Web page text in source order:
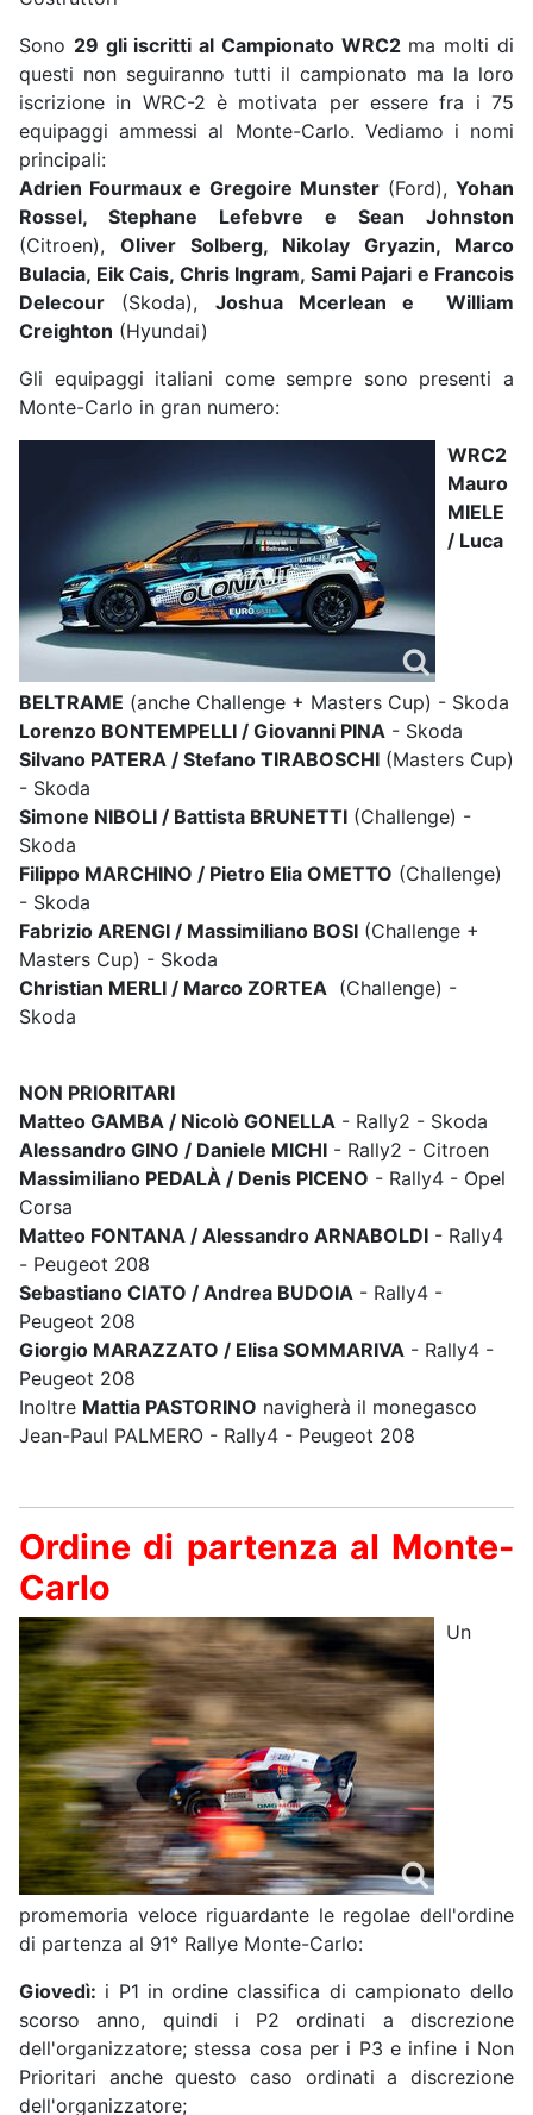
Sono 29 gli iscritti al Campionato WRC2ma molti di
questi non seguiranno tutti il campionato ma la loro
iscrizione in WRC-2 è motivata per essere fra i 75
equipaggi ammessi al Monte-Carlo. Vediamo i nomi
principali:
Adrien Fourmaux e Gregoire Munster(Ford),Yohan
Rossel, Stephane Lefebvre e Sean Johnston
(Citroen), Oliver Solberg, Nikolay Gryazin, Marco
Bulacia, Eik Cais, Chris Ingram, Sami Pajari e Francois
Delecour (Skoda), Joshua Mcerlean e William
Creighton (Hyundai)
Gli equipaggi italiani come sempre sono presenti a
Monte-Carlo in gran numero:
WRC2
Mauro
MIELE
/ Luca
BELTRAME (anche Challenge + Masters Cup) - Skoda
Lorenzo BONTEMPELLI / Giovanni PINA - Skoda
Silvano PATERA / Stefano TIRABOSCHI (Masters Cup)
- Skoda
Simone NIBOLI / Battista BRUNETTI (Challenge) -
Skoda
Filippo MARCHINO / Pietro Elia OMETTO (Challenge)
- Skoda
Fabrizio ARENGI / Massimiliano BOSI (Challenge +
Masters Cup) - Skoda
Christian MERLI / Marco ZORTEA (Challenge) -
Skoda
NON PRIORITARI
Matteo GAMBA / Nicolò GONELLA - Rally2 - Skoda
Alessandro GINO / Daniele MICHI - Rally2 - Citroen
Massimiliano PEDALÀ / Denis PICENO - Rally4 - Opel
Corsa
Matteo FONTANA / Alessandro ARNABOLDI - Rally4
- Peugeot 208
Sebastiano CIATO / Andrea BUDOIA - Rally4 -
Peugeot 208
Giorgio MARAZZATO / Elisa SOMMARIVA - Rally4 -
Peugeot 208
Inoltre Mattia PASTORINO navigherà il monegasco
Jean-Paul PALMERO - Rally4 - Peugeot 208
Ordine di partenza al Monte-
Carlo
Un
promemoria veloce riguardante le regolae dell'ordine
di partenza al 91° Rallye Monte-Carlo:
Giovedì: i P1 in ordine classifica di campionato dello
scorso anno, quindi i P2 ordinati a discrezione
dell'organizzatore; stessa cosa per i P3 e infine i Non
Prioritari anche questo caso ordinati a discrezione
dell'organizzatore;